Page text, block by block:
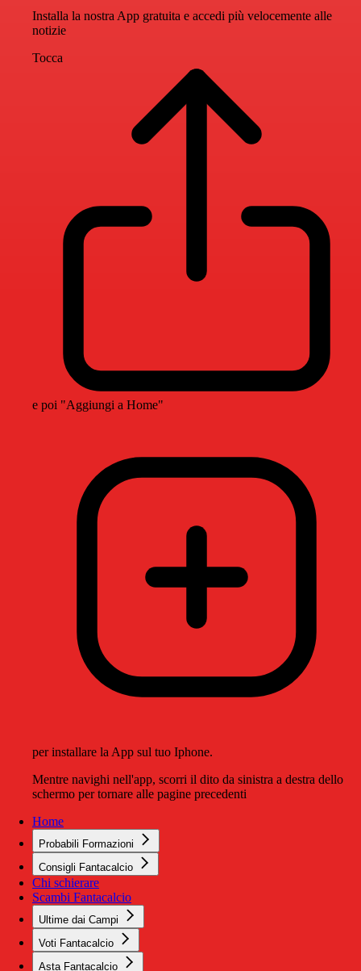
Installa la nostra App gratuita e accedi più velocemente alle
notizie
Tocca
e poi "Aggiungi a Home"
per installare la App sul tuo Iphone.
Mentre navighi nell'app, scorri il dito da sinistra a destra dello
schermo per tornare alle pagine precedenti
Home
Probabili Formazioni
Consigli Fantacalcio
Chi schierare
Scambi Fantacalcio
Ultime dai Campi
Voti Fantacalcio
Asta Fantacalcio